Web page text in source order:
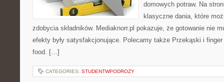
domowych potraw. Na
klasyczne dania, które
zdobycia składników. Mediaknorr.pl pokazuje, że gotowanie nie
efekty były satysfakcjonujące. Polecamy także Przekąski i
food. […]
CATEGORIES: STUDENTWPODROZY